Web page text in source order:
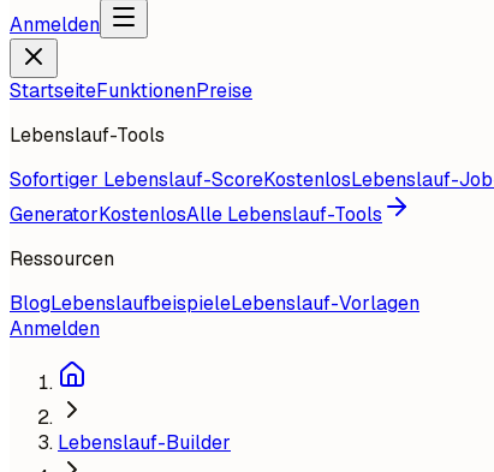
Anmelden
StartseiteFunktionenPreise
Lebenslauf-Tools
Sofortiger Lebenslauf-ScoreKostenlosLebenslauf-
GeneratorKostenlosAlle Lebenslauf-Tools
Ressourcen
BlogLebenslaufbeispieleLebenslauf-Vorlagen
Anmelden
Lebenslauf-Builder